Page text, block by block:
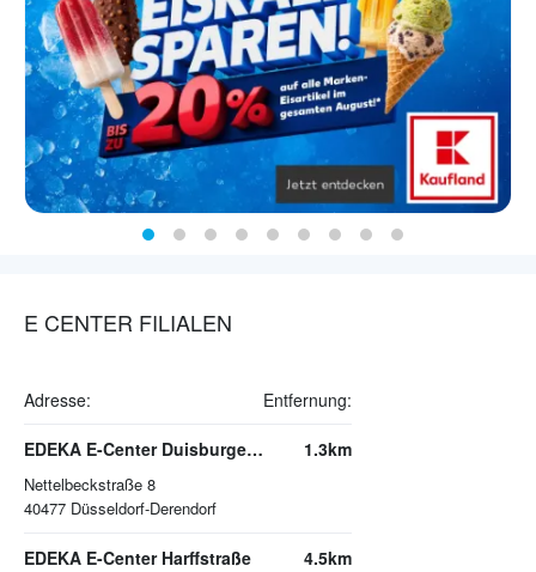
E CENTER FILIALEN
Adresse: Entfernung:
EDEKA E-Center Duisburger Straße
Nettelbeckstraße 8
40477 Düsseldorf-Derendorf
1.3km
EDEKA E-Center Harffstraße 4.5km